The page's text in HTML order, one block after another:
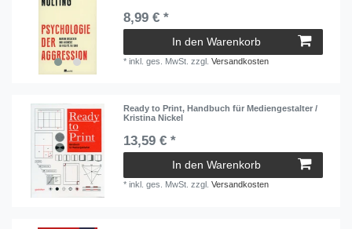
8,99 € *
In den Warenkorb
*inkl. ges. MwSt. zzgl.Versandkosten
Ready to Print, Handbuch für Mediengestalter /
Kristina Nickel
13,59 € *
In den Warenkorb
*inkl. ges. MwSt. zzgl.Versandkosten